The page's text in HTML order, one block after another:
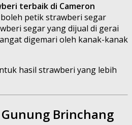
terbaik di Cameron
petik strawberi segar
segar yang dijual di gerai
digemari oleh kanak-kanak
hasil strawberi yang lebih
Gunung Brinchang